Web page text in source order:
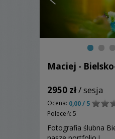
Maciej -
2950 zł/ sesja
Ocena: 0,00 / 5
Poleceń: 5
Fotografia ślubna